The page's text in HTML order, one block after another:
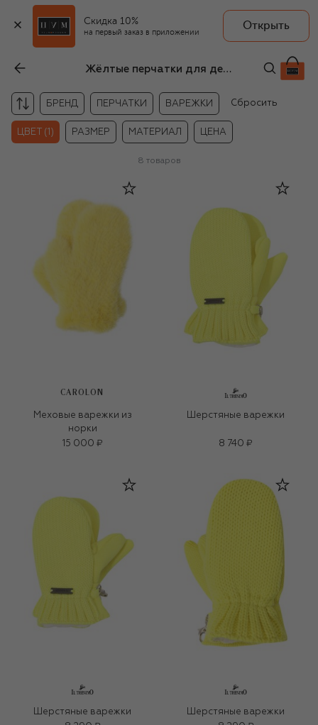
Скидка 10%
на первый заказ в приложении
Открыть
Жёлтые перчатки для детей
БРЕНД ПЕРЧАТКИ ВАРЕЖКИ Сбросить
ЦВЕТ (1) РАЗМЕР МАТЕРИАЛ ЦЕНА
8 товаров
CAROLON
Меховые варежки из
норки
15 000 ₽
Шерстяные варежки
8 740 ₽
Шерстяные варежки
Шерстяные варежки